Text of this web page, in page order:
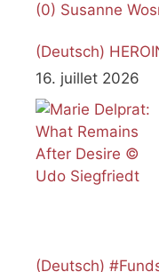
(0) Susanne
(Deutsch)
16. juillet 2026
(Deutsch)